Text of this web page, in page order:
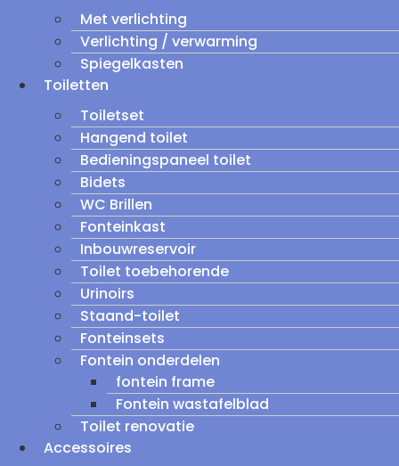
Met verlichting
Verlichting / verwarming
Spiegelkasten
Toiletten
Toiletset
Hangend toilet
Bedieningspaneel toilet
Bidets
WC Brillen
Fonteinkast
Inbouwreservoir
Toilet toebehorende
Urinoirs
Staand-toilet
Fonteinsets
Fontein onderdelen
fontein frame
Fontein wastafelblad
Toilet renovatie
Accessoires